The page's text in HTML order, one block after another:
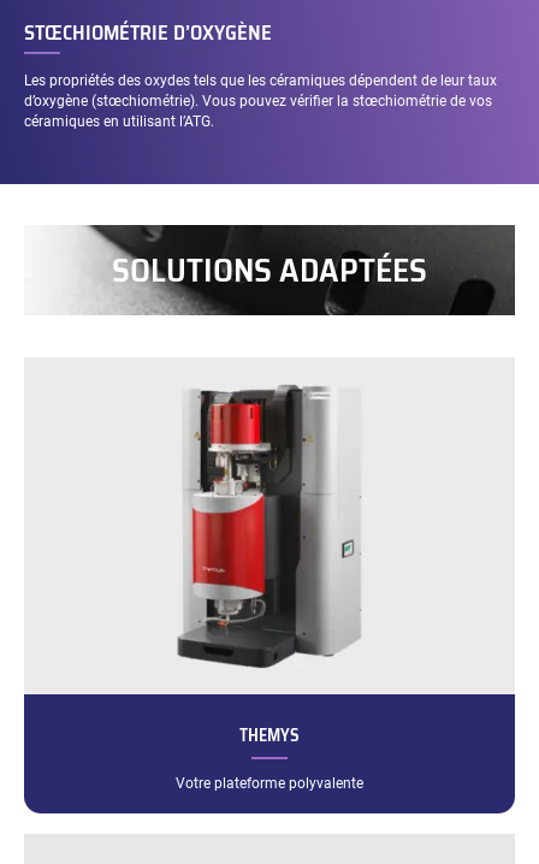
STŒCHIOMÉTRIE D’OXYGÈNE
Les propriétés des oxydes tels que les céramiques dépendent de leur taux
d’oxygène (stœchiométrie). Vous pouvez vérifier la stœchiométrie de vos
céramiques en utilisant l’ATG.
SOLUTIONS ADAPTÉES
THEMYS
Votre plateforme polyvalente